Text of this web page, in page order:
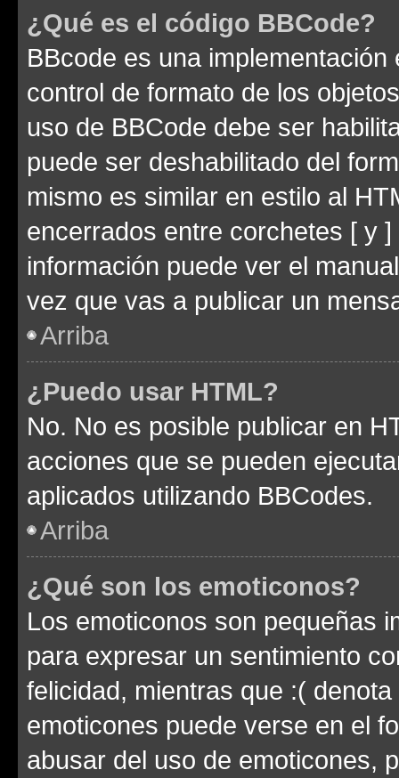
¿Qué es el código BBCode?
BBcode es una
control de formato de los
uso de BBCode debe ser
puede ser deshabilitado del
mismo es similar en estilo al
encerrados entre corchetes [ y
información puede ver el
vez que vas a publicar un
Arriba
¿Puedo usar HTML?
No. No es posible publicar en
acciones que se pueden
aplicados utilizando BBCodes.
Arriba
¿Qué son los emoticonos?
Los emoticonos son pequeñas
para expresar un sentimiento
felicidad, mientras que :(
emoticones puede verse en el
abusar del uso de emoticones,